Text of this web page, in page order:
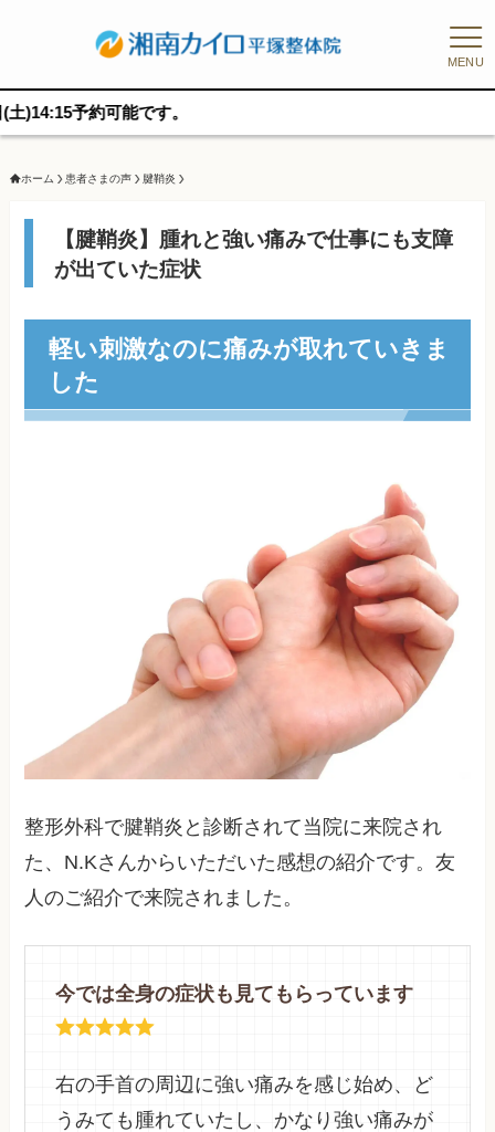
MENU
予約可能です。
ホーム 患者さまの声 腱鞘炎
【腱鞘炎】腫れと強い痛みで仕事にも支障
が出ていた症状
軽い刺激なのに痛みが取れていきま
した
整形外科で腱鞘炎と診断されて当院に来院され
た、N.Kさんからいただいた感想の紹介です。友
人のご紹介で来院されました。
今では全身の症状も見てもらっています
右の手首の周辺に強い痛みを感じ始め、ど
うみても腫れていたし、かなり強い痛みが